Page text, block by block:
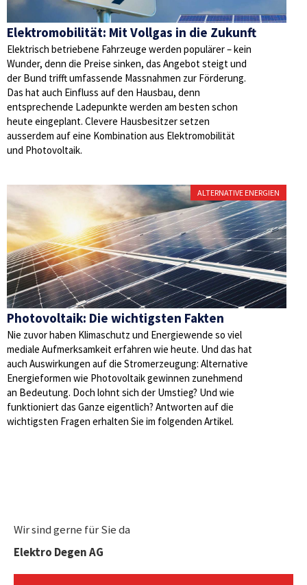
Elektromobilität: Mit Vollgas in die Zukunft
Elektrisch betriebene Fahrzeuge werden populärer – kein
Wunder, denn die Preise sinken, das Angebot steigt und
der Bund trifft umfassende Massnahmen zur Förderung.
Das hat auch Einfluss auf den Hausbau, denn
entsprechende Ladepunkte werden am besten schon
heute eingeplant. Clevere Hausbesitzer setzen
ausserdem auf eine Kombination aus Elektromobilität
und Photovoltaik.
ALTERNATIVE ENERGIEN
Photovoltaik: Die wichtigsten Fakten
Nie zuvor haben Klimaschutz und Energiewende so viel
mediale Aufmerksamkeit erfahren wie heute. Und das hat
auch Auswirkungen auf die Stromerzeugung: Alternative
Energieformen wie Photovoltaik gewinnen zunehmend
an Bedeutung. Doch lohnt sich der Umstieg? Und wie
funktioniert das Ganze eigentlich? Antworten auf die
wichtigsten Fragen erhalten Sie im folgenden Artikel.
Wir sind gerne für Sie da
Elektro Degen AG